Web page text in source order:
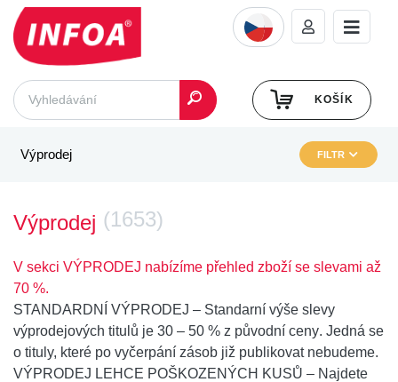
KOŠÍK
Výprodej FILTR
Výprodej (1653)
V sekci VÝPRODEJ nabízíme přehled zboží se slevami až
70 %.
STANDARDNÍ VÝPRODEJ – Standarní výše slevy
výprodejových titulů je 30 – 50 % z původní ceny. Jedná se
o tituly, které po vyčerpání zásob již publikovat nebudeme.
VÝPRODEJ LEHCE POŠKOZENÝCH KUSŮ – Najdete